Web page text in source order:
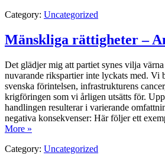
Category: Uncategorized
Mänskliga rättigheter –
Det glädjer mig att partiet synes vilja värna
nuvarande rikspartier inte lyckats med. Vi
svenska förintelsen, infrastrukturens
krigföringen som vi årligen utsätts för.
handlingen resulterar i varierande
negativa konsekvenser: Här följer ett
More »
Category: Uncategorized